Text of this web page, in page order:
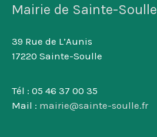
Mairie de Sainte-Soulle
39 Rue de L’Aunis
17220 Sainte-Soulle
Tél : 05 46 37 00 35
Mail : mairie@sainte-soulle.fr